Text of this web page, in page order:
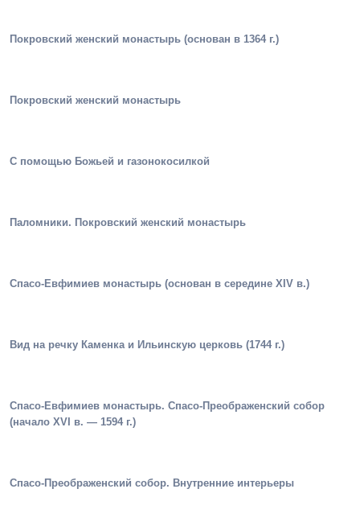
Покровский женский монастырь (основан в 1364 г.)
Покровский женский монастырь
С помощью Божьей и газонокосилкой
Паломники. Покровский женский монастырь
Спасо-Евфимиев монастырь (основан в середине XIV в.)
Вид на речку Каменка и Ильинскую церковь (1744 г.)
Спасо-Евфимиев монастырь. Спасо-Преображенский собор
(начало XVI в. — 1594 г.)
Спасо-Преображенский собор. Внутренние интерьеры